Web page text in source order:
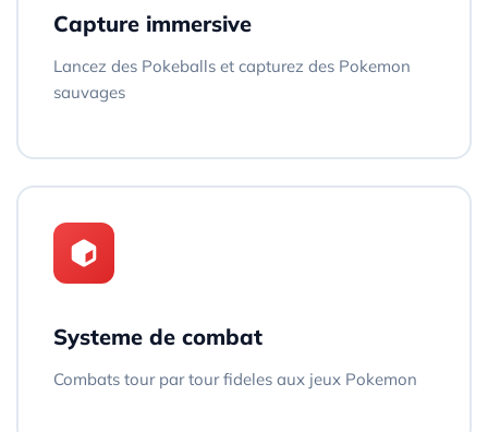
Capture immersive
Lancez des Pokeballs et capturez des Pokemon
sauvages
Systeme de combat
Combats tour par tour fideles aux jeux Pokemon